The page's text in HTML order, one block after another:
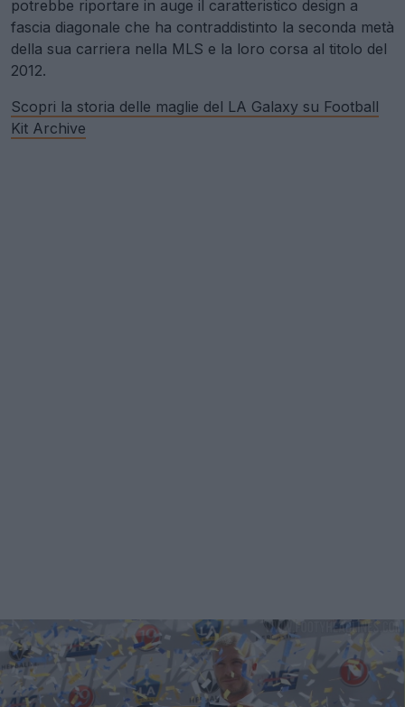
potrebbe riportare in auge il caratteristico design a
fascia diagonale che ha contraddistinto la seconda metà
della sua carriera nella MLS e la loro corsa al titolo del
2012.
Scopri la storia delle maglie del LA Galaxy su Football
Kit Archive